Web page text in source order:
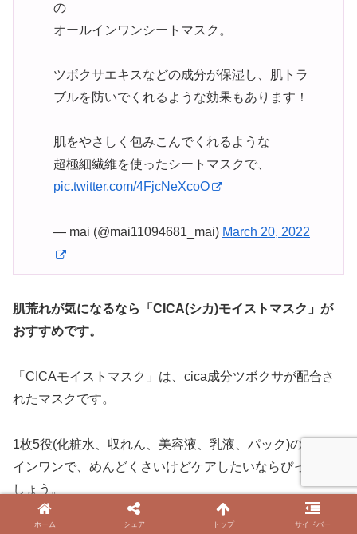
の
オールインワンシートマスク。
ツボクサエキスなどの成分が保湿し、肌トラ
ブルを防いでくれるような効果もあります！
肌をやさしく包みこんでくれるような
超極細繊維を使ったシートマスクで、
pic.twitter.com/4FjcNeXcoO
— mai (@mai11094681_mai) March 20, 2022
肌荒れが気になるなら「CICA(シカ)モイストマスク」が
おすすめです。
「CICAモイストマスク」は、cica成分ツボクサが配合さ
れたマスクです。
1枚5役(化粧水、収れん、美容液、乳液、パック)のオール
インワンで、めんどくさいけどケアしたいならぴったりで
しょう。
ホーム シェア トップ サイドバー